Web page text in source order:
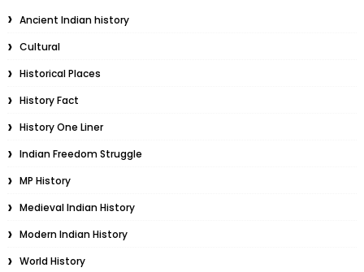
Ancient Indian history
Cultural
Historical Places
History Fact
History One Liner
Indian Freedom Struggle
MP History
Medieval Indian History
Modern Indian History
World History